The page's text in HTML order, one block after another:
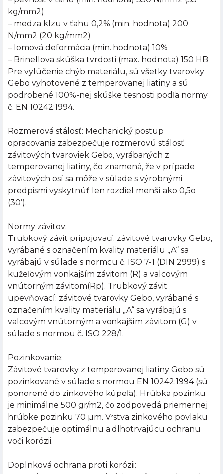
kg/mm2)
– medza klzu v ťahu 0,2% (min. hodnota) 200
N/mm2 (20 kg/mm2)
– lomová deformácia (min. hodnota) 10%
– Brinellova skúška tvrdosti (max. hodnota) 150 HB
Pre vylúčenie chýb materiálu, sú všetky tvarovky
Gebo vyhotovené z temperovanej liatiny a sú
podrobené 100%-nej skúške tesnosti podľa normy
č. EN 10242:1994.
Rozmerová stálosť: Mechanický postup
opracovania zabezpečuje rozmerovú stálosť
závitových tvaroviek Gebo, vyrábaných z
temperovanej liatiny, čo znamená, že v prípade
závitových osí sa môže v súlade s výrobnými
predpismi vyskytnúť len rozdiel menší ako 0,5o
(30’).
Normy závitov:
Trubkový závit pripojovací: závitové tvarovky Gebo,
vyrábané s označením kvality materiálu „A“ sa
vyrábajú v súlade s normou č. ISO 7-1 (DIN 2999) s
kužeľovým vonkajším závitom (R) a valcovým
vnútorným závitom(Rp). Trubkový závit
upevňovací: závitové tvarovky Gebo, vyrábané s
označením kvality materiálu „A“ sa vyrábajú s
valcovým vnútorným a vonkajším závitom (G) v
súlade s normou č. ISO 228/1.
Pozinkovanie:
Závitové tvarovky z temperovanej liatiny Gebo sú
pozinkované v súlade s normou EN 10242:1994 (sú
ponorené do zinkového kúpeľa). Hrúbka pozinku
je minimálne 500 gr/m2, čo zodpovedá priemernej
hrúbke pozinku 70 µm. Vrstva zinkového povlaku
zabezpečuje optimálnu a dlhotrvajúcu ochranu
voči korózii.
Doplnková ochrana proti korózii: